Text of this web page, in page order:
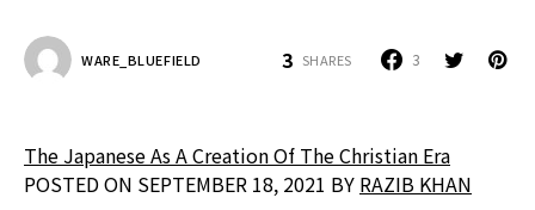
WARE_BLUEFIELD 3 SHARES 3
The Japanese As A Creation Of The Christian Era
POSTED ON SEPTEMBER 18, 2021 BY RAZIB KHAN